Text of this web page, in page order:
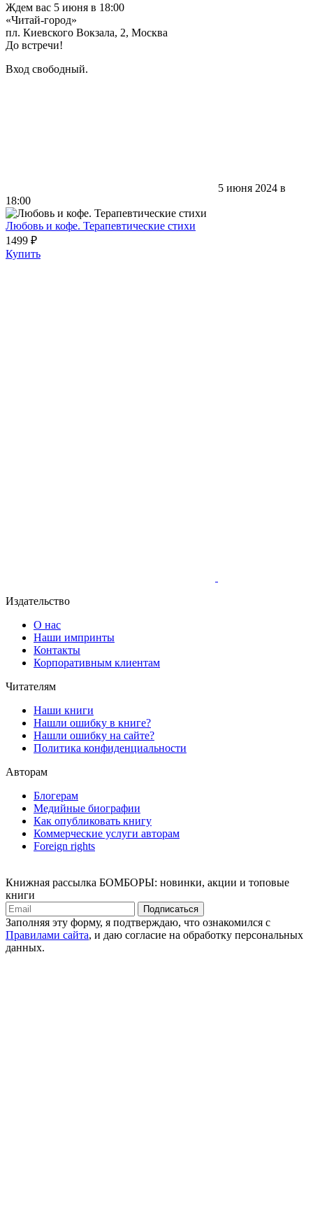
Ждем вас 5 июня в 18:00
«Читай-город»
пл. Киевского Вокзала, 2, Москва
До встречи!
Вход свободный.
5 июня 2024 в
18:00
Любовь и кофе. Терапевтические стихи
1499 ₽
Купить
Издательство
О нас
Наши импринты
Контакты
Корпоративным клиентам
Читателям
Наши книги
Нашли ошибку в книге?
Нашли ошибку на сайте?
Политика конфиденциальности
Авторам
Блогерам
Медийные биографии
Как опубликовать книгу
Коммерческие услуги авторам
Foreign rights
Книжная рассылка БОМБОРЫ: новинки, акции и топовые
книги
Подписаться
Заполняя эту форму, я подтверждаю, что ознакомился с
Правилами сайта, и даю согласие на обработку персональных
данных.